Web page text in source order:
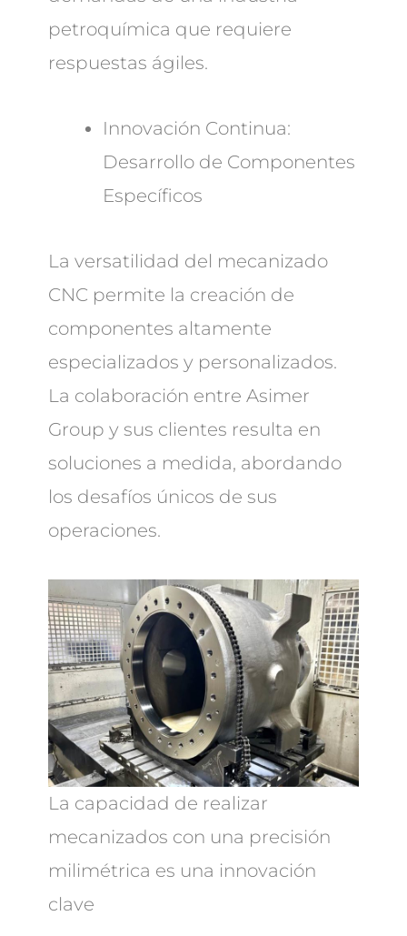
petroquímica que requiere
respuestas ágiles.
Innovación Continua:
Desarrollo de Componentes
Específicos
La versatilidad del mecanizado
CNC permite la creación de
componentes altamente
especializados y personalizados.
La colaboración entre Asimer
Group y sus clientes resulta en
soluciones a medida, abordando
los desafíos únicos de sus
operaciones.
La capacidad de realizar
mecanizados con una precisión
milimétrica es una innovación
clave